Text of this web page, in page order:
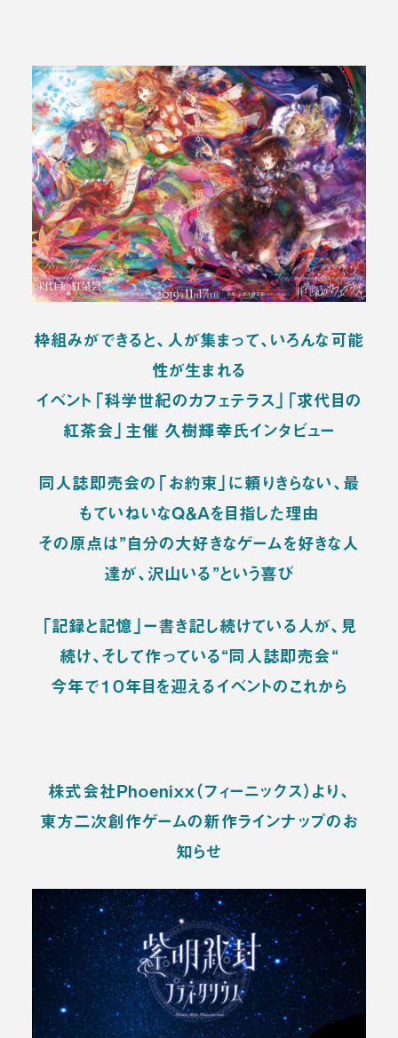
枠組みができると、人が集まって、いろんな可能
性が生まれる
イベント「科学世紀のカフェテラス」「求代目の
紅茶会」主催 久樹輝幸氏インタビュー
同人誌即売会の「お約束」に頼りきらない、最
もていねいなQ＆Aを目指した理由
その原点は”自分の大好きなゲームを好きな人
達が、沢山いる”という喜び
「記録と記憶」ー書き記し続けている人が、見
続け、そして作っている“同人誌即売会“
今年で１０年目を迎えるイベントのこれから
株式会社Ｐｈｏｅｎｉｘｘ（フィーニックス）より、
東方二次創作ゲームの新作ラインナップのお
知らせ